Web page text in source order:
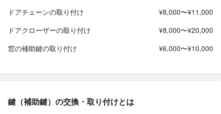
ドアチェーンの取り付け
¥8,000〜¥11,000
ドアクローザーの取り付け
¥8,000〜¥20,000
窓の補助鍵の取り付け
¥6,000〜¥10,000
鍵（補助鍵）の交換・取り付けとは